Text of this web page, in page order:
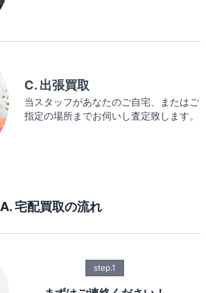
C. 出張買取
当スタッフがあなたのご自宅、またはご
指定の場所までお伺いし査定致します。
A. 宅配買取の流れ
step.1